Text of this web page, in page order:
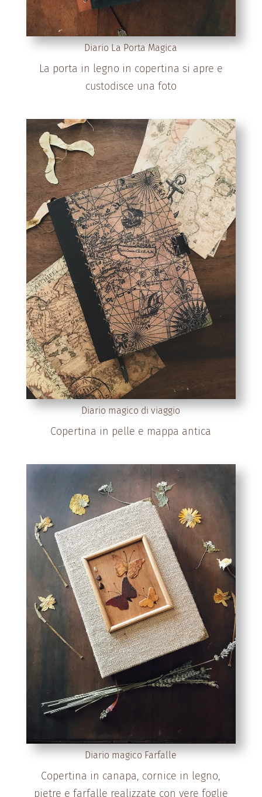
Diario La Porta Magica
La porta in legno in copertina si apre e
custodisce una foto
Diario magico di viaggio
Copertina in pelle e mappa antica
Diario magico Farfalle
Copertina in canapa, cornice in legno,
pietre e farfalle realizzate con vere foglie